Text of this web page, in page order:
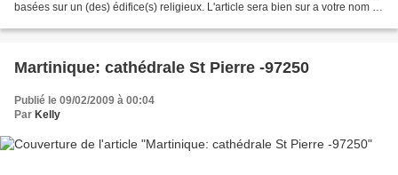
basées sur un (des) édifice(s) religieux. L'article sera bien sur a votre nom et
Martinique: cathédrale St Pierre -97250
Publié le 09/02/2009 à 00:04
Par Kelly